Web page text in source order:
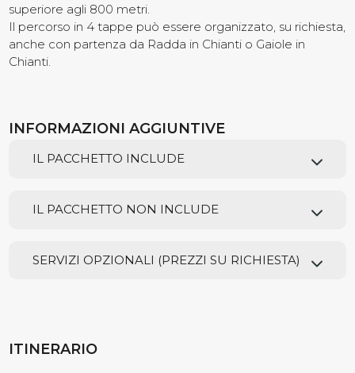
superiore agli 800 metri.
Il percorso in 4 tappe può essere organizzato, su richiesta,
anche con partenza da Radda in Chianti o Gaiole in
Chianti.
INFORMAZIONI AGGIUNTIVE
IL PACCHETTO INCLUDE
IL PACCHETTO NON INCLUDE
SERVIZI OPZIONALI (PREZZI SU RICHIESTA)
ITINERARIO